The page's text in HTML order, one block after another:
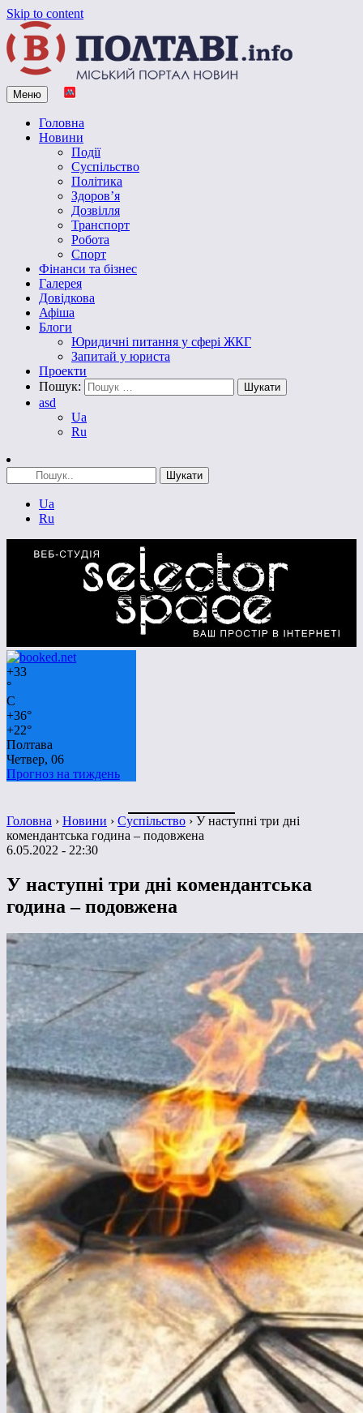
Skip to content
Vpoltave.info
Полтавський портал новин
Меню
Головна
Новини
Події
Суспільство
Політика
Здоров’я
Дозвілля
Транспорт
Робота
Спорт
Фінанси та бізнес
Галерея
Довідкова
Афіша
Блоги
Юридичні питання у сфері ЖКГ
Запитай у юриста
Проекти
Пошук:
asd
Ua
Ru
Ua
Ru
+33
°
C
+36°
+22°
Полтава
Четвер, 06
Прогноз на тиждень
Головна › Новини › Суспільство › У наступні три дні
комендантська година – подовжена
6.05.2022 - 22:30
У наступні три дні комендантська
година – подовжена